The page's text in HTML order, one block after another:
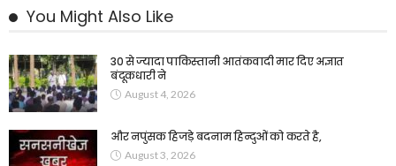
You Might Also Like
30 से ज्यादा पाकिस्तानी आतंकवादी मार दिए अज्ञात
बंदूकधारी ने
August 4, 2026
और नपुंसक हिजड़े बदनाम हिन्दुओं को करते है,
August 3, 2026